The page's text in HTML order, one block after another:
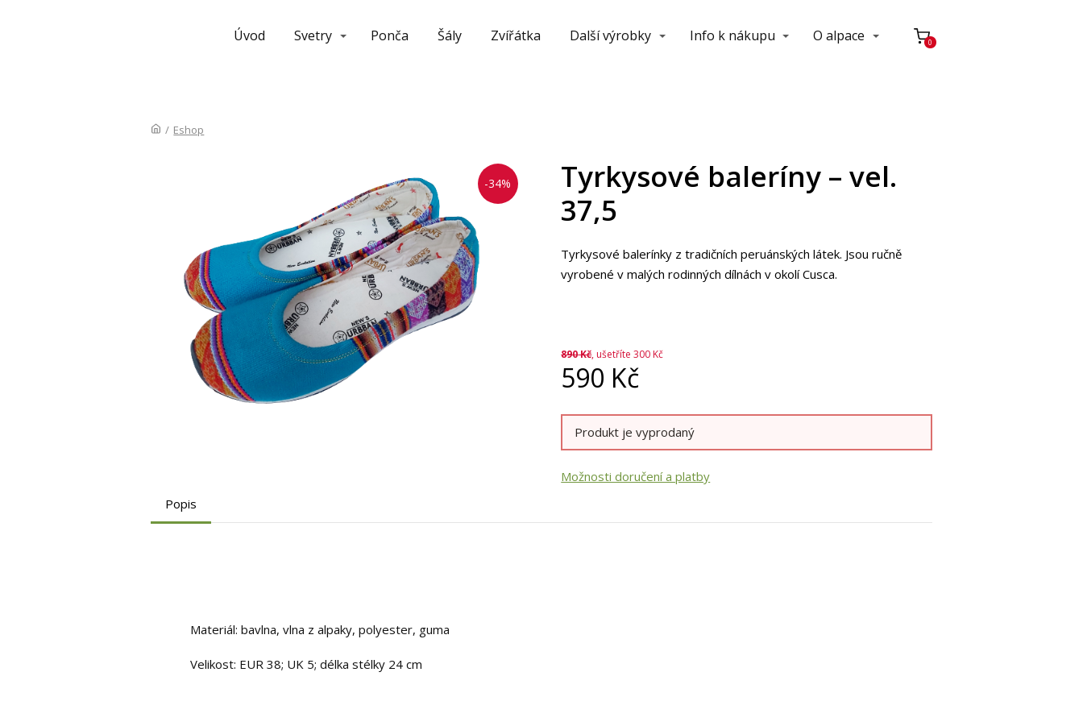
Úvod Svetry Ponča Šály Zvířátka Další výrobky Info k nákupu O alpace 0
/ Eshop
-34%
Tyrkysové baleríny – vel.
37,5
Tyrkysové balerínky z tradičních peruánských látek. Jsou ručně
vyrobené v malých rodinných dílnách v okolí Cusca.
890Kč, ušetříte 300 Kč
590 Kč
Produkt je vyprodaný
Možnosti doručení a platby
Popis
Materiál: bavlna, vlna z alpaky, polyester, guma
Velikost: EUR 38; UK 5; délka stélky 24 cm